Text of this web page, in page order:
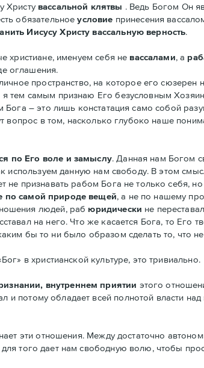
Христу вассальной клятвы . Ведь Богом Он
обязательноеусловие принесения
Иисусу Христу вассальную верность.
христиане, именуем себя не вассалами, а
оглашения.
пространство, на которое его сюзерен
тем самым признаю Его безусловным
– это лишь констатация само собой
вопрос в том, насколько глубоко наше
по Его воле и замыслу. Данная нам Богом
используем данную нам свободу. В этом
не признавать рабом Бога не только себя,
по самой природе вещей, а не по нашему
людей, раб юридически не
на него. Что же касается Бога, то Его
бы то ни было образом сделать то, что
в христианской культуре, это тривиально.
внутреннем приятии этого
и потому обладает всей полнотой власти
эти отношения. Между достаточно
того дает нам свободную волю, чтобы